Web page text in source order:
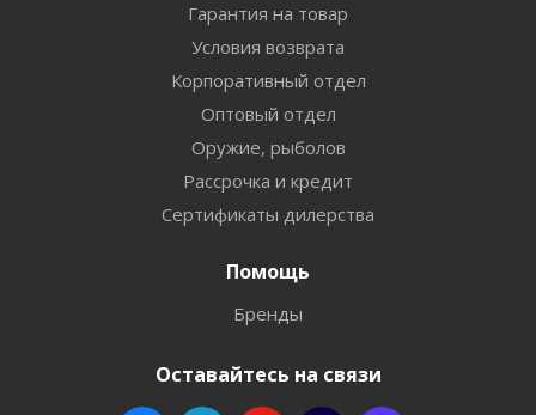
Гарантия на товар
Условия возврата
Корпоративный отдел
Оптовый отдел
Оружие, рыболов
Рассрочка и кредит
Сертификаты дилерства
Помощь
Бренды
Оставайтесь на связи